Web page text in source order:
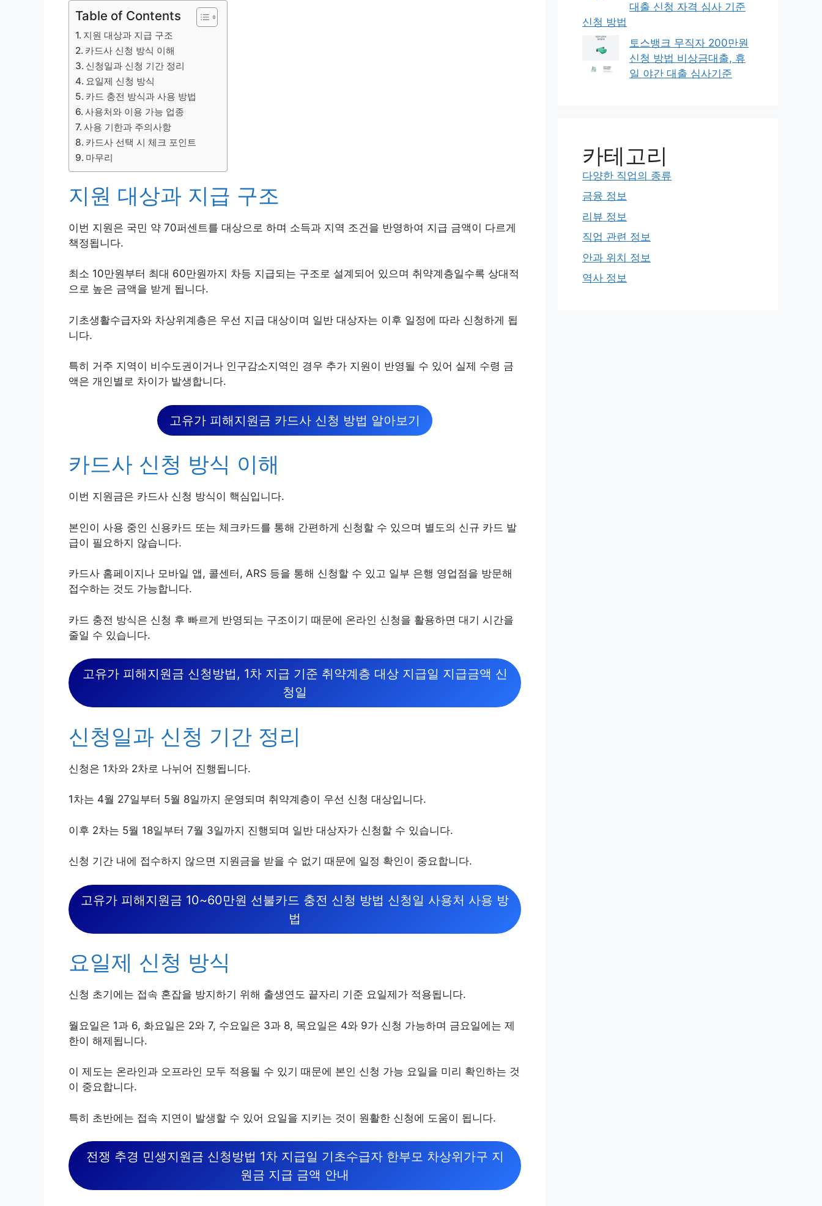
Table of Contents
지원 대상과 지급 구조
카드사 신청 방식 이해
신청일과 신청 기간 정리
요일제 신청 방식
카드 충전 방식과 사용 방법
사용처와 이용 가능 업종
사용 기한과 주의사항
카드사 선택 시 체크 포인트
마무리
지원 대상과 지급 구조
이번 지원은 국민 약 70퍼센트를 대상으로 하며 소득과 지역 조건을 반영하여 지급 금액이 다르게
책정됩니다.
최소 10만원부터 최대 60만원까지 차등 지급되는 구조로 설계되어 있으며 취약계층일수록 상대적
으로 높은 금액을 받게 됩니다.
기초생활수급자와 차상위계층은 우선 지급 대상이며 일반 대상자는 이후 일정에 따라 신청하게 됩
니다.
특히 거주 지역이 비수도권이거나 인구감소지역인 경우 추가 지원이 반영될 수 있어 실제 수령 금
액은 개인별로 차이가 발생합니다.
고유가 피해지원금 카드사 신청 방법 알아보기
카드사 신청 방식 이해
이번 지원금은 카드사 신청 방식이 핵심입니다.
본인이 사용 중인 신용카드 또는 체크카드를 통해 간편하게 신청할 수 있으며 별도의 신규 카드 발
급이 필요하지 않습니다.
카드사 홈페이지나 모바일 앱, 콜센터, ARS 등을 통해 신청할 수 있고 일부 은행 영업점을 방문해
접수하는 것도 가능합니다.
카드 충전 방식은 신청 후 빠르게 반영되는 구조이기 때문에 온라인 신청을 활용하면 대기 시간을
줄일 수 있습니다.
고유가 피해지원금 신청방법, 1차 지급 기준 취약계층 대상 지급일 지급금액 신
청일
신청일과 신청 기간 정리
신청은 1차와 2차로 나뉘어 진행됩니다.
1차는 4월 27일부터 5월 8일까지 운영되며 취약계층이 우선 신청 대상입니다.
이후 2차는 5월 18일부터 7월 3일까지 진행되며 일반 대상자가 신청할 수 있습니다.
신청 기간 내에 접수하지 않으면 지원금을 받을 수 없기 때문에 일정 확인이 중요합니다.
고유가 피해지원금 10~60만원 선불카드 충전 신청 방법 신청일 사용처 사용 방
법
요일제 신청 방식
신청 초기에는 접속 혼잡을 방지하기 위해 출생연도 끝자리 기준 요일제가 적용됩니다.
월요일은 1과 6, 화요일은 2와 7, 수요일은 3과 8, 목요일은 4와 9가 신청 가능하며 금요일에는 제
한이 해제됩니다.
이 제도는 온라인과 오프라인 모두 적용될 수 있기 때문에 본인 신청 가능 요일을 미리 확인하는 것
이 중요합니다.
특히 초반에는 접속 지연이 발생할 수 있어 요일을 지키는 것이 원활한 신청에 도움이 됩니다.
전쟁 추경 민생지원금 신청방법 1차 지급일 기초수급자 한부모 차상위가구 지
원금 지급 금액 안내
대출 신청 자격 심사 기준
신청 방법
토스뱅크 무직자 200만원
신청 방법 비상금대출, 휴
일 야간 대출 심사기준
카테고리
다양한 직업의 종류
금융 정보
리뷰 정보
직업 관련 정보
안과 위치 정보
역사 정보